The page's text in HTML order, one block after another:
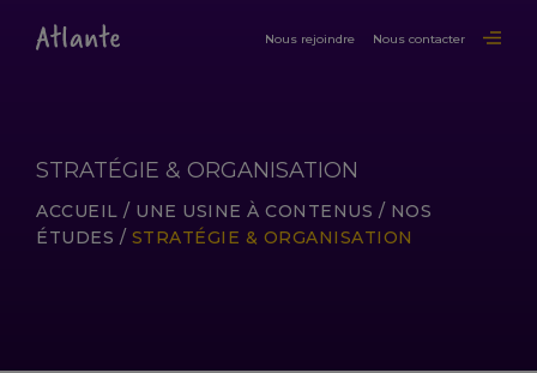
Nous rejoindre Nous contacter
STRATÉGIE & ORGANISATION
ACCUEIL / UNE USINE À CONTENUS / NOS
ÉTUDES / STRATÉGIE & ORGANISATION